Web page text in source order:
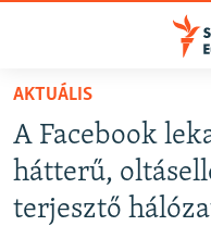
Akadálymentes
Ugrás
fő
oldalra
Ugrás
NAPIRENDEN
AKTUÁLIS
PODCASTOK
AKTUÁLIS
A Facebook
hátterű,
terjesztő